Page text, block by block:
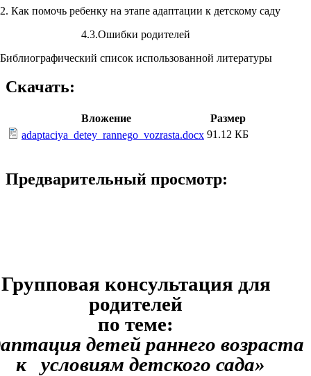
Как помочь ребенку на этапе адаптации к детскому саду
4.3.Ошибки родителей
Библиографический список использованной литературы
Скачать:
Вложение
Размер
adaptaciya_detey_rannego_vozrasta.docx 91.12 КБ
Предварительный просмотр:
Групповая консультация для
родителей
по теме:
детей раннего возраста
к условиям детского сада»